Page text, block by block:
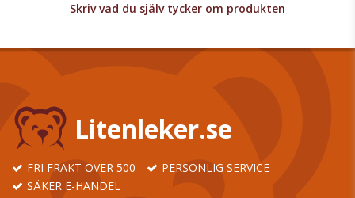
Skriv vad du själv tycker om produkten
Litenleker.se
FRI FRAKT ÖVER 500
PERSONLIG SERVICE
SÄKER E-HANDEL